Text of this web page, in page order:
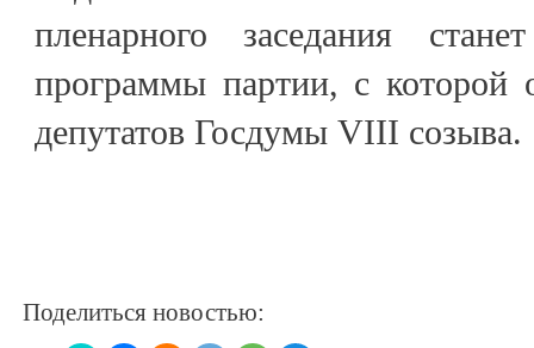
пленарного заседания
программы партии, с которой
депутатов Госдумы VIII созыва.
Поделиться новостью: